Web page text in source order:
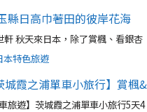
縣日高巾著田的彼岸花海
秋天來日本，除了賞楓、看銀杏
本特色旅遊
城霞之浦單車小旅行】賞楓&
旅遊】茨城霞之浦單車小旅行5天4